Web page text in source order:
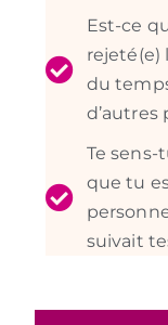
Est-ce
rejeté(e)
du
d’autres
Te sens-
que tu
suivait